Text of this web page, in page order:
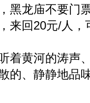
龙庙不要门
回20元/人，
黄河的涛声
的、静静地品